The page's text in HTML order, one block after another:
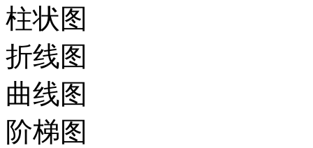
柱状图
折线图
曲线图
阶梯图